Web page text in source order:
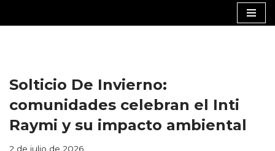
Solticio De Invierno:
comunidades celebran el Inti
Raymi y su impacto ambiental
2 de julio de 2026